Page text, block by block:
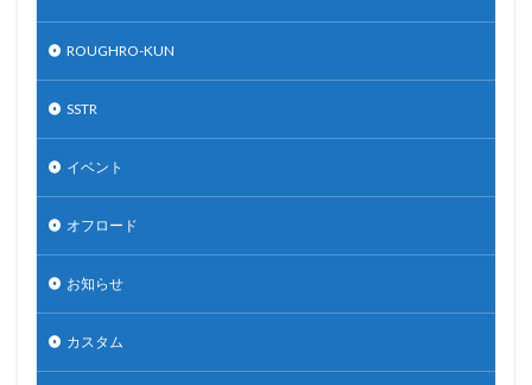
ROUGHRO-KUN
SSTR
イベント
オフロード
お知らせ
カスタム